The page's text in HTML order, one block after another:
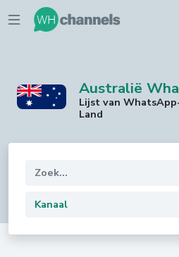
Australië
Lijst van
Land